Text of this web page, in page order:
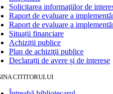
Solicitarea informaţiilor de
Raport de evaluare a
Raport de evaluare a
Situații financiare
Achiziții publice
Plan de achiziţii publice
Declarații de avere și de interese
CITITORULUI